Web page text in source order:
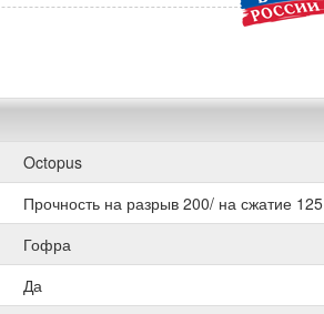
Octopus
Прочность на разрыв 200/ на сжатие 125
Гофра
Да